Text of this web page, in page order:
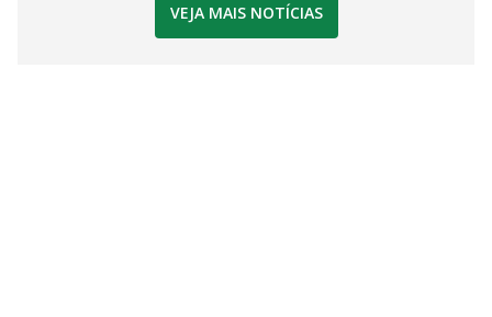
VEJA MAIS NOTÍCIAS